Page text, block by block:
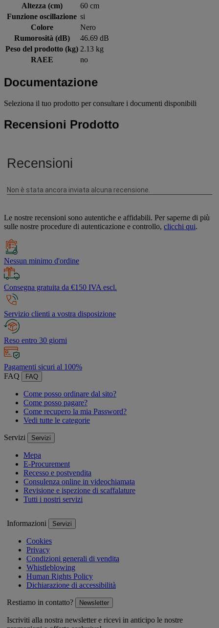
Altezza (cm)
60 cm
Funzione oscillazione si
Colore
Nero
Rumorosità (dB)
46.69 dB
Peso del prodotto (kg) 2.13 kg
RAEE
no
Documentazione
Seleziona il tuo prodotto per consultare i documenti disponibili
Recensioni Prodotto
Le nostre recensioni sono autentiche e affidabili. Per saperne di più
sulle nostre procedure di autenticazione e controllo, clicchi qui.
Nessun minimo d'ordine
Consegna gratuita da €150 IVA escl.
Servizio clienti a vostra disposizione
Reso entro 30 giorni
Pagamenti sicuri al 100%
FAQ
FAQ
Come posso ordinare dal sito?
Come posso pagare?
Come recupero la mia Password?
Vedi tutte le categorie
Servizi Servizi
Mepa
E-Procurement
Recesso e postvendita
Consulenza online in videochiamata
Revisione e ispezione di scaffalature
Tutti i nostri servizi
Informazioni Servizi
Cookies
Privacy
Condizioni generali di vendita
Whistleblowing
Human Rights Policy
Dichiarazione di accessibilità
Restiamo in contatto? Newsletter
Iscriviti alla nostra newsletter e ricevi in anticipo le nostre